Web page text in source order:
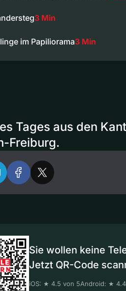
3 Min
im Papiliorama3 Min
Tages aus den
Freiburg.
Sie wollen keine
Jetzt QR-Code
iOS: ★ 4.5 von 5Android: ★